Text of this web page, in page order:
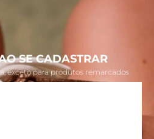
SE CADASTRAR
exceto para produtos remarcados